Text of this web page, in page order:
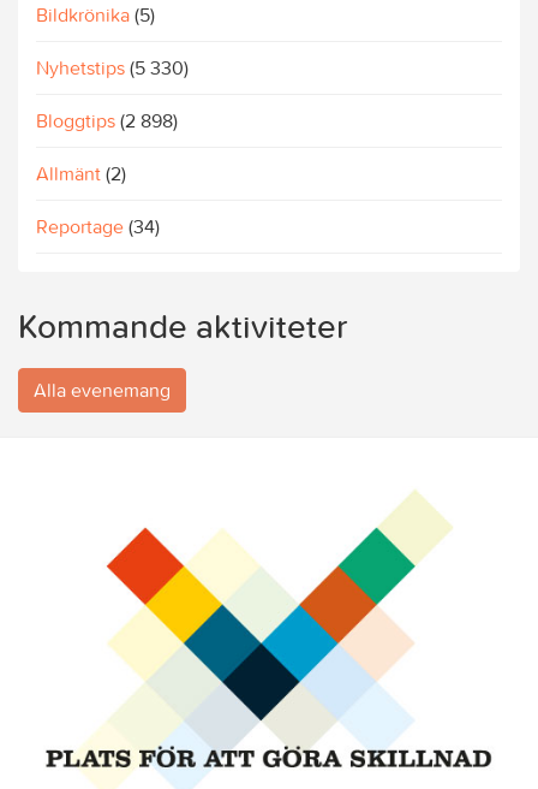
Bildkrönika (5)
Nyhetstips (5 330)
Bloggtips (2 898)
Allmänt (2)
Reportage (34)
Kommande aktiviteter
Alla evenemang